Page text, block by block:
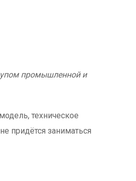
промышленной и
техническое
придётся заниматься